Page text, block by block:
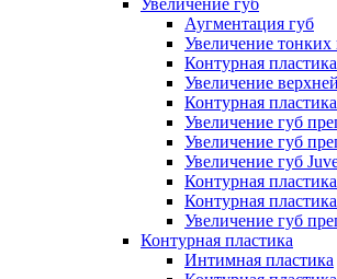
Увеличение губ
Аугментация губ
Увеличение тонких
Контурная
Увеличение
Контурная
Увеличение губ
Увеличение губ
Увеличение губ
Контурная
Контурная
Увеличение губ
Контурная пластика
Интимная пластика